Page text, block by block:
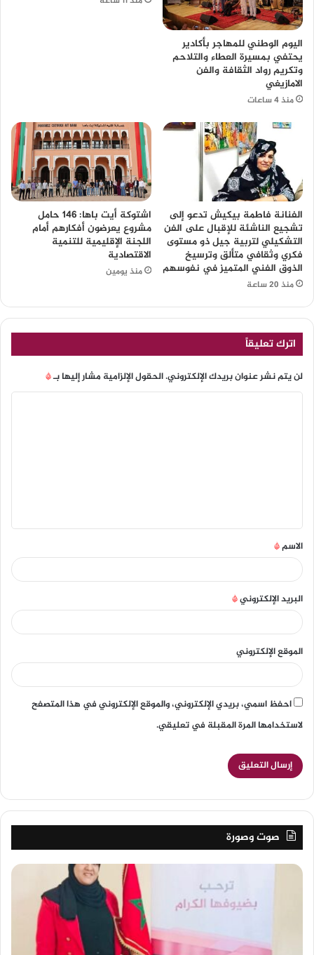
اليوم الوطني للمهاجر بأكادير
يحتفي بمسيرة العطاء والتلاحم
وتكريم رواد الثقافة والفن
الامازيغي
منذ 4 ساعات
الفنانة فاطمة بيكيش تدعو إلى
تشجيع الناشئة للإقبال على الفن
التشكيلي لتربية جيل ذو مستوى
فكري وثقافي متألق وترسيخ
الذوق الفني المتميز في نفوسهم
منذ 20 ساعة
اشتوكة أيت باها: 146 حامل
مشروع يعرضون أفكارهم أمام
اللجنة الإقليمية للتنمية
الاقتصادية
منذ يومين
اترك تعليقاً
لن يتم نشر عنوان بريدك الإلكتروني.الحقول الإلزامية مشار إليها بـ*
الاسم*
البريد الإلكتروني*
الموقع الإلكتروني
احفظ اسمي، بريدي الإلكتروني، والموقع الإلكتروني في هذا المتصفح
لاستخدامها المرة المقبلة في تعليقي.
صوت وصورة